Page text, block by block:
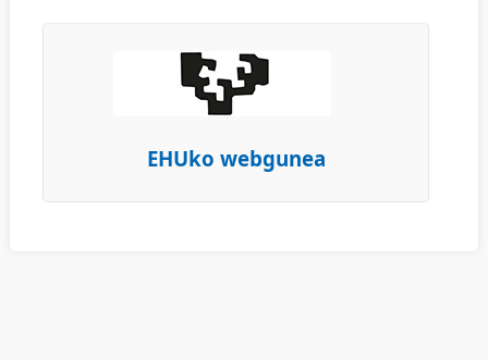
EHUko webgunea